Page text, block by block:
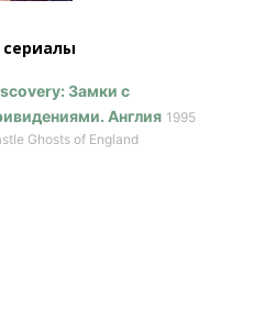
Замки с
Англия 1995
Ghosts of England